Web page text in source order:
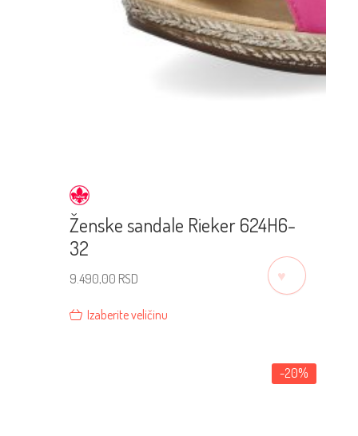
Ženske sandale Rieker 624H6-
32
9.490,00 RSD
Izaberite veličinu
-20%